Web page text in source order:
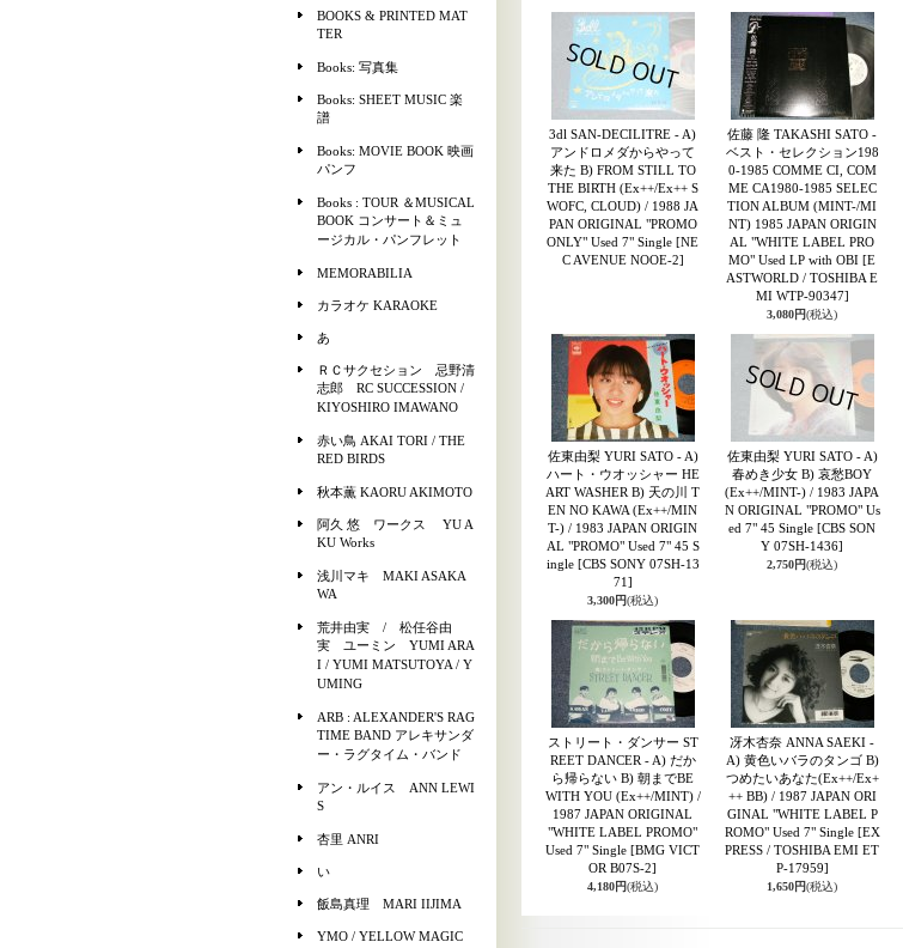
BOOKS & PRINTED MAT
TER
Books: 写真集
Books: SHEET MUSIC 楽
譜
Books: MOVIE BOOK 映画
パンフ
Books : TOUR ＆MUSICAL
BOOK コンサート＆ミュ
ージカル・パンフレット
MEMORABILIA
カラオケ KARAOKE
あ
ＲＣサクセション 忌野清
志郎 RC SUCCESSION /
KIYOSHIRO IMAWANO
赤い鳥 AKAI TORI / THE
RED BIRDS
秋本薫 KAORU AKIMOTO
阿久 悠 ワークス YU A
KU Works
浅川マキ MAKI ASAKA
WA
荒井由実 / 松任谷由
実 ユーミン YUMI ARA
I / YUMI MATSUTOYA / Y
UMING
ARB : ALEXANDER'S RAG
TIME BAND アレキサンダ
ー・ラグタイム・バンド
アン・ルイス ANN LEWI
S
杏里 ANRI
い
飯島真理 MARI IIJIMA
YMO / YELLOW MAGIC
3dl SAN-DECILITRE - A)
アンドロメダからやって
来た B) FROM STILL TO
THE BIRTH (Ex++/Ex++ S
WOFC, CLOUD) / 1988 JA
PAN ORIGINAL "PROMO
ONLY" Used 7" Single [NE
C AVENUE NOOE-2]
佐藤 隆 TAKASHI SATO -
ベスト・セレクション198
0-1985 COMME CI, COM
ME CA1980-1985 SELEC
TION ALBUM (MINT-/MI
NT) 1985 JAPAN ORIGIN
AL "WHITE LABEL PRO
MO" Used LP with OBI [E
ASTWORLD / TOSHIBA E
MI WTP-90347]
3,080円(税込)
佐東由梨 YURI SATO - A)
ハート・ウオッシャー HE
ART WASHER B) 天の川 T
EN NO KAWA (Ex++/MIN
T-) / 1983 JAPAN ORIGIN
AL "PROMO" Used 7" 45 S
ingle [CBS SONY 07SH-13
71]
3,300円(税込)
佐東由梨 YURI SATO - A)
春めき少女 B) 哀愁BOY
(Ex++/MINT-) / 1983 JAPA
N ORIGINAL "PROMO" Us
ed 7" 45 Single [CBS SON
Y 07SH-1436]
2,750円(税込)
ストリート・ダンサー ST
REET DANCER - A) だか
ら帰らない B) 朝までBE
WITH YOU (Ex++/MINT) /
1987 JAPAN ORIGINAL
"WHITE LABEL PROMO"
Used 7" Single [BMG VICT
OR B07S-2]
4,180円(税込)
冴木杏奈 ANNA SAEKI -
A) 黄色いバラのタンゴ B)
つめたいあなた(Ex++/Ex+
++ BB) / 1987 JAPAN ORI
GINAL "WHITE LABEL P
ROMO" Used 7" Single [EX
PRESS / TOSHIBA EMI ET
P-17959]
1,650円(税込)